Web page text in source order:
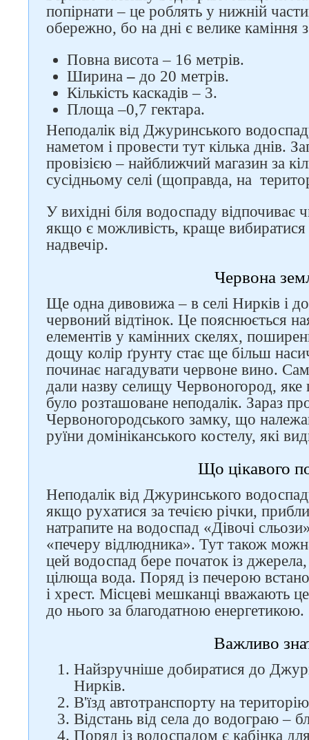
попірнати – це роблять у нижній
обережно, бо на дні є велике каміння
Повна висота – 16 метрів.
Ширина– до 20 метрів.
Кількість каскадів – 3.
Площа –0,7 гектара.
Неподалік від Джуринського
наметом і провести тут кілька днів.
провізією – найближчий магазин за
сусідньому селі (щоправда, на
У вихідні біля водоспаду відпочиває
якщо є можливість, краще
надвечір.
Червона
Ще одна дивовижа – в селі Нирків і
червоний відтінок. Це пояснюється
елементів у камінних скелях,
дощу колір ґрунту стає ще більш
починає нагадувати червоне вино.
дали назву селищу Червоногород, яке
було розташоване неподалік. Зараз
Червоногородського замку, що
руїни домініканського костелу, які
Що цікавого
Неподалік від Джуринського
якщо рухатися за течією річки,
натрапите на водоспад «Дівочі
«печеру відлюдника». Тут також
цей водоспад бере початок із
цілюща вода. Поряд із печерою
і хрест. Місцеві мешканці вважають
до нього за благодатною енергетикою.
Важливо
Найзручніше добиратися до
Нирків.
В'їзд автотранспорту на
Відстань від села до водограю –
Поряд із водоспадом є кабінка
Слідкуйте за нами в
соцмережах